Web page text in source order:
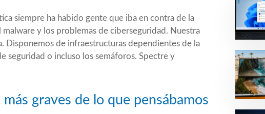
siempre ha habido gente que iba en contra de la
y los problemas de ciberseguridad. Nuestra
Disponemos de infraestructuras dependientes de la
seguridad o incluso los semáforos. Spectre y
graves de lo que pensábamos